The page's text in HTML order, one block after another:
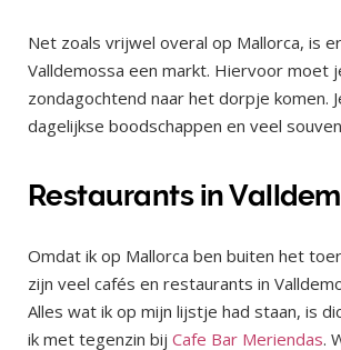
Net zoals vrijwel overal op Mallorca, is
Valldemossa een markt. Hiervoor moet
zondagochtend naar het dorpje komen.
dagelijkse boodschappen en veel
Restaurants in
Omdat ik op Mallorca ben buiten het
zijn veel cafés en restaurants in
Alles wat ik op mijn lijstje had staan, is
ik met tegenzin bij Cafe Bar Meriendas.